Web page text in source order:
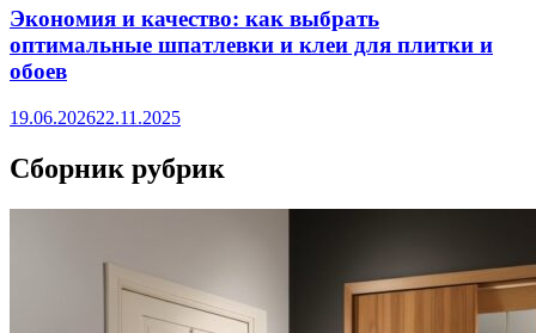
Экономия и качество: как выбрать
оптимальные шпатлевки и клеи для плитки и
обоев
19.06.202622.11.2025
Сборник рубрик